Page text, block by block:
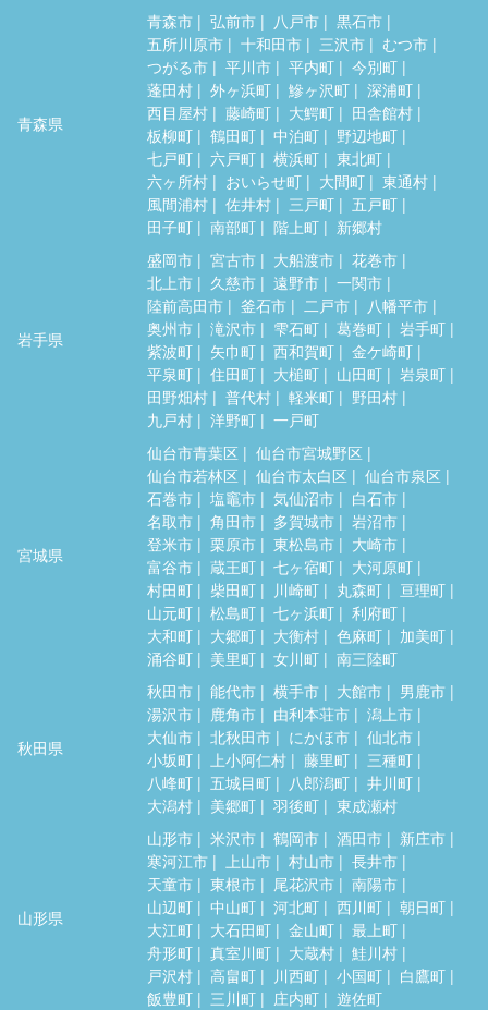
青森県
青森市 弘前市 八戸市
黒石市
五所川原市
十和田市 三沢市
むつ市
つがる市
平川市 平内町
今別町
蓬田村
外ヶ浜町 鰺ヶ沢町
深浦町
西目屋村
藤崎町 大鰐町
田舎館村
板柳町
鶴田町 中泊町
野辺地町
七戸町
六戸町 横浜町
東北町
六ヶ所村
おいらせ町 大間町
東通村
風間浦村
佐井村 三戸町
五戸町
田子町
南部町 階上町 新郷村
岩手県
盛岡市 宮古市 大船渡市
花巻市
北上市
久慈市 遠野市
一関市
陸前高田市
釜石市 二戸市
八幡平市
奥州市
滝沢市 雫石町 葛巻町
岩手町
紫波町
矢巾町 西和賀町
金ケ崎町
平泉町
住田町 大槌町 山田町
岩泉町
田野畑村
普代村 軽米町
野田村
九戸村
洋野町 一戸町
宮城県
仙台市青葉区
仙台市宮城野区
仙台市若林区
仙台市太白区
仙台市泉区
石巻市
塩竈市 気仙沼市
白石市
名取市
角田市 多賀城市
岩沼市
登米市
栗原市 東松島市
大崎市
富谷市
蔵王町 七ヶ宿町
大河原町
村田町
柴田町 川崎町 丸森町
亘理町
山元町
松島町 七ヶ浜町
利府町
大和町
大郷町 大衡村 色麻町
加美町
涌谷町
美里町 女川町 南三陸町
秋田県
秋田市 能代市 横手市 大館市
男鹿市
湯沢市
鹿角市 由利本荘市
潟上市
大仙市
北秋田市 にかほ市
仙北市
小坂町
上小阿仁村 藤里町
三種町
八峰町
五城目町 八郎潟町
井川町
大潟村
美郷町 羽後町 東成瀬村
山形県
山形市 米沢市 鶴岡市 酒田市
新庄市
寒河江市
上山市 村山市
長井市
天童市
東根市 尾花沢市
南陽市
山辺町
中山町 河北町 西川町
朝日町
大江町
大石田町 金山町
最上町
舟形町
真室川町 大蔵村
鮭川村
戸沢村
高畠町 川西町 小国町
白鷹町
飯豊町
三川町 庄内町 遊佐町